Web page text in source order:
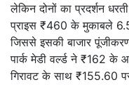
लेकिन दोनों का प्रदर्शन
प्राइस ₹460 के मुकाबले
जिससे इसकी बाजार
पार्क मेडी वर्ल्ड ने ₹162
गिरावट के साथ ₹155.60